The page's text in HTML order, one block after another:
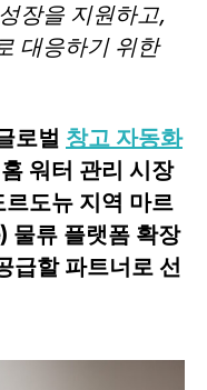
장을 지원하고,
대응하기 위한
로벌 창고 자동화
워터 관리 시장
도뉴 지역 마르
물류 플랫폼 확장
급할 파트너로 선